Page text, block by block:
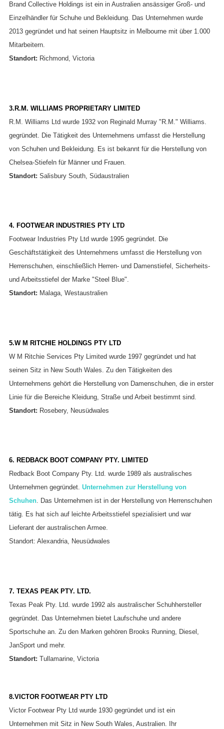
Brand Collective Holdings ist ein in Australien ansässiger Groß- und
Einzelhändler für Schuhe und Bekleidung. Das Unternehmen wurde
2013 gegründet und hat seinen Hauptsitz in Melbourne mit über 1.000
Mitarbeitern.
Standort: Richmond, Victoria
3.R.M. WILLIAMS PROPRIETARY LIMITED
R.M. Williams Ltd wurde 1932 von Reginald Murray "R.M." Williams.
gegründet. Die Tätigkeit des Unternehmens umfasst die Herstellung
von Schuhen und Bekleidung. Es ist bekannt für die Herstellung von
Chelsea-Stiefeln für Männer und Frauen.
Standort: Salisbury South, Südaustralien
4. FOOTWEAR INDUSTRIES PTY LTD
Footwear Industries Pty Ltd wurde 1995 gegründet. Die
Geschäftstätigkeit des Unternehmens umfasst die Herstellung von
Herrenschuhen, einschließlich Herren- und Damenstiefel, Sicherheits-
und Arbeitsstiefel der Marke "Steel Blue".
Standort: Malaga, Westaustralien
5.W M RITCHIE HOLDINGS PTY LTD
W M Ritchie Services Pty Limited wurde 1997 gegründet und hat
seinen Sitz in New South Wales. Zu den Tätigkeiten des
Unternehmens gehört die Herstellung von Damenschuhen, die in erster
Linie für die Bereiche Kleidung, Straße und Arbeit bestimmt sind.
Standort: Rosebery, Neusüdwales
6. REDBACK BOOT COMPANY PTY. LIMITED
Redback Boot Company Pty. Ltd. wurde 1989 als australisches
Unternehmen gegründet. Unternehmen zur Herstellung von
Schuhen. Das Unternehmen ist in der Herstellung von Herrenschuhen
tätig. Es hat sich auf leichte Arbeitsstiefel spezialisiert und war
Lieferant der australischen Armee.
Standort: Alexandria, Neusüdwales
7. TEXAS PEAK PTY. LTD.
Texas Peak Pty. Ltd. wurde 1992 als australischer Schuhhersteller
gegründet. Das Unternehmen bietet Laufschuhe und andere
Sportschuhe an. Zu den Marken gehören Brooks Running, Diesel,
JanSport und mehr.
Standort: Tullamarine, Victoria
8.VICTOR FOOTWEAR PTY LTD
Victor Footwear Pty Ltd wurde 1930 gegründet und ist ein
Unternehmen mit Sitz in New South Wales, Australien. Ihr